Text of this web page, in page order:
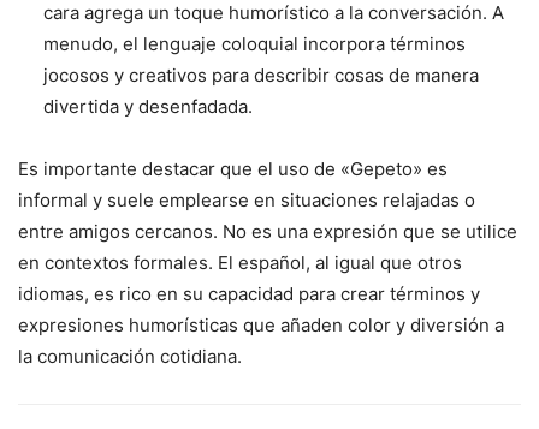
cara agrega un toque humorístico a la conversación. A
menudo, el lenguaje coloquial incorpora términos
jocosos y creativos para describir cosas de manera
divertida y desenfadada.
Es importante destacar que el uso de «Gepeto» es
informal y suele emplearse en situaciones relajadas o
entre amigos cercanos. No es una expresión que se utilice
en contextos formales. El español, al igual que otros
idiomas, es rico en su capacidad para crear términos y
expresiones humorísticas que añaden color y diversión a
la comunicación cotidiana.